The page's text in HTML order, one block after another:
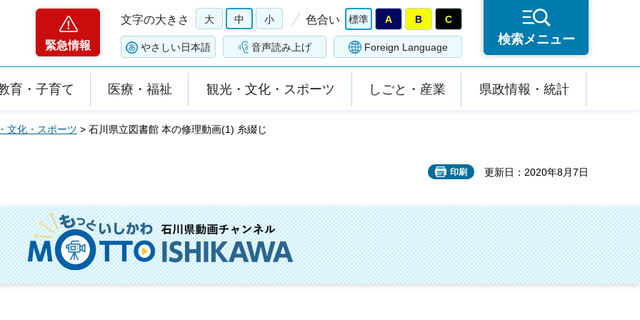
緊急情報
文字の大きさ 大 中 小 色合い 標準 A B C
やさしい日本語 音声読み上げ Foreign Language
検索メニュー
育・子育て 医療・福祉 観光・文化・スポーツ しごと・産業 県政情報・統計
文化・スポーツ > 石川県立図書館 本の修理動画(1) 糸綴じ
印刷 更新日：2020年8月7日